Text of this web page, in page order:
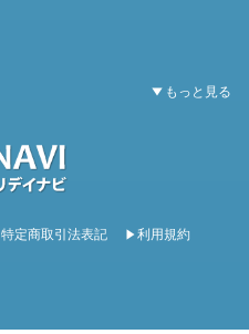
特定商取引法表記
利用規約